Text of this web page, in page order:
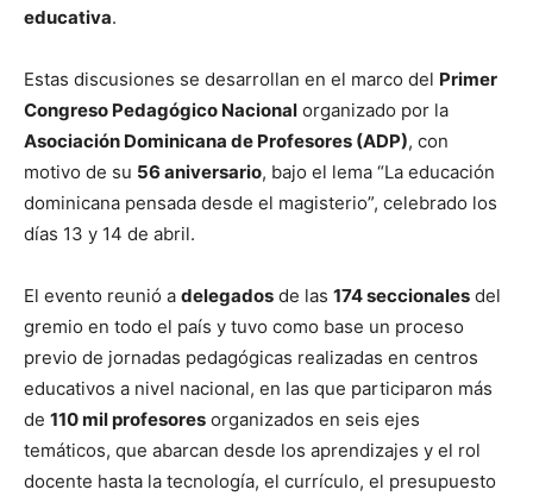
educativa.
Estas discusiones se desarrollan en el marco del Primer
Congreso Pedagógico Nacional organizado por la
Asociación Dominicana de Profesores (ADP), con
motivo de su 56 aniversario, bajo el lema “La educación
dominicana pensada desde el magisterio”, celebrado los
días 13 y 14 de abril.
El evento reunió a delegados de las 174 seccionales del
gremio en todo el país y tuvo como base un proceso
previo de jornadas pedagógicas realizadas en centros
educativos a nivel nacional, en las que participaron más
de 110 mil profesores organizados en seis ejes
temáticos, que abarcan desde los aprendizajes y el rol
docente hasta la tecnología, el currículo, el presupuesto